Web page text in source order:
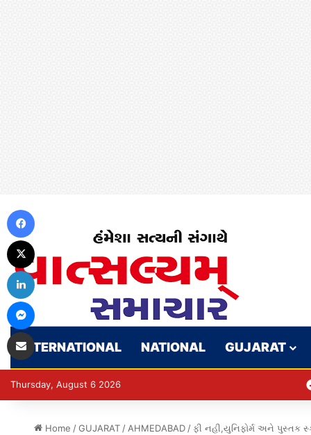
INTERNATIONAL NATIONAL GUJARAT
Thursday, August 6 2026
Home / GUJARAT / AHMEDABAD / ફી નહી,યુનિફોર્મ અને
LinkedIn